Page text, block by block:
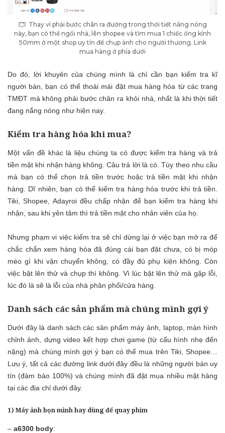
Thay vì phải bước chân ra đường trong thời tiết nắng nóng
này, bạn có thể ngồi nhà, lên shopee và tìm mua 1 chiếc ống kính
50mm ở một shop uy tín để chụp ảnh cho người thương. Link
mua hàng ở phía dưới
Do đó, lời khuyên của chúng mình là chỉ cần bạn kiểm tra kĩ
người bán, bạn có thể thoái mái đặt mua hàng hóa từ các trang
TMĐT mà không phải bước chân ra khỏi nhà, nhất là khi thời tiết
đang nắng nóng như hiện nay.
Kiểm tra hàng hóa khi mua?
Một vấn đề khác là liệu chúng ta có được kiểm tra hàng và trả
tiền mặt khi nhận hàng không. Câu trả lời là có. Tùy theo nhu cầu
mà bạn có thể chọn trả tiền trước hoặc trả tiền mặt khi nhận
hàng. Dĩ nhiên, bạn có thể kiểm tra hàng hóa trước khi trả tiền.
Tiki, Shopee, Adayroi đều chấp nhận để bạn kiểm tra hàng khi
nhận, sau khi yên tâm thì trả tiền mặt cho nhân viên của họ.
Nhưng phạm vi việc kiểm tra sẽ chỉ dừng lại ở việc bạn mở ra để
chắc chắn xem hàng hóa đã đúng cái bạn đặt chưa, có bị móp
méo gì khi vận chuyển không, có đầy đủ phụ kiện không. Còn
việc bật lên thử và chụp thì không. Vì lúc bật lên thử mà gặp lỗi,
lúc đó là sẽ là lỗi của nhà phân phối/cửa hàng.
Danh sách các sản phẩm mà chúng mình gợi ý
Dưới đây là danh sách các sản phẩm máy ảnh, laptop, màn hình
chỉnh ảnh, dựng video kết hợp chơi game (từ cấu hình nhẹ đến
nặng) mà chúng mình gợi ý bạn có thể mua trên Tiki, Shopee…
Lưu ý, tất cả các đường link dưới đây đều là những người bán uy
tín (đảm bảo 100%) và chúng mình đã đặt mua nhiều mặt hàng
tại các địa chỉ dưới đây.
1) Máy ảnh bọn mình hay dùng để quay phim
– a6300 body: